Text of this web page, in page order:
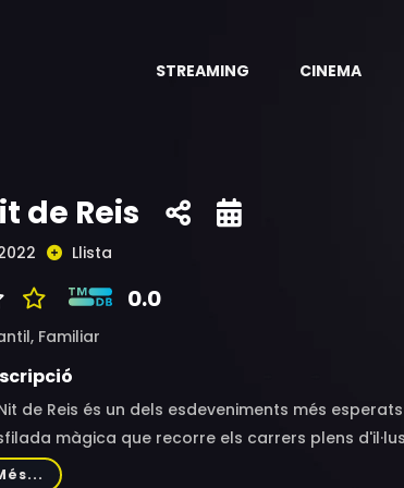
STREAMING CINEMA
de Reis
Llista
0.0
Familiar
de Reis és un dels esdeveniments més
màgica que recorre els carrers plens
l'emoció que envaeix grans i petits, que